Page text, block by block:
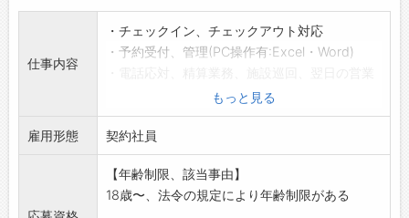
仕事内容
・チェックイン、チェックアウト対応
・予約受付、管理(PC操作有:Excel・Word)
※日中勤務と比べてお客様の出入りが少ないの
でマイペースに
すすめられます
※接客業務であり、外国籍の方の応募採用は、
日本語能力試験“N2”以上取得者に限定させて
もっと見る
雇用形態 契約社員
【年齢制限、該当事由】
18歳〜、法令の規定により年齢制限がある